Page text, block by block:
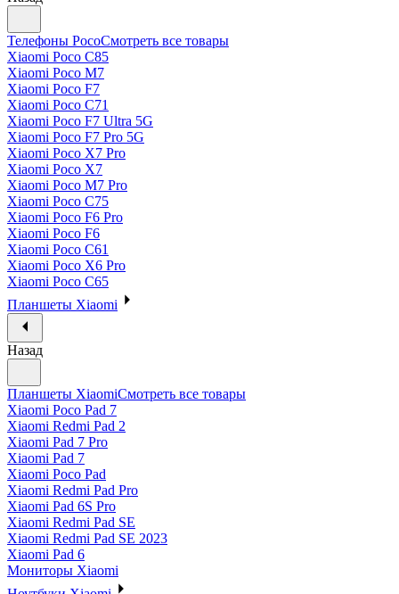
Телефоны PocoСмотреть все товары
Xiaomi Poco C85
Xiaomi Poco M7
Xiaomi Poco F7
Xiaomi Poco C71
Xiaomi Poco F7 Ultra 5G
Xiaomi Poco F7 Pro 5G
Xiaomi Poco X7 Pro
Xiaomi Poco X7
Xiaomi Poco M7 Pro
Xiaomi Poco C75
Xiaomi Poco F6 Pro
Xiaomi Poco F6
Xiaomi Poco C61
Xiaomi Poco X6 Pro
Xiaomi Poco C65
Планшеты Xiaomi
Назад
Планшеты XiaomiСмотреть все товары
Xiaomi Poco Pad 7
Xiaomi Redmi Pad 2
Xiaomi Pad 7 Pro
Xiaomi Pad 7
Xiaomi Poco Pad
Xiaomi Redmi Pad Pro
Xiaomi Pad 6S Pro
Xiaomi Redmi Pad SE
Xiaomi Redmi Pad SE 2023
Xiaomi Pad 6
Мониторы Xiaomi